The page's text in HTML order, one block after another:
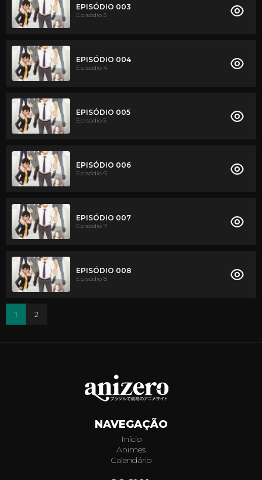
EPISÓDIO 003
Episódio 3
EPISÓDIO 004
Episódio 4
EPISÓDIO 005
Episódio 5
EPISÓDIO 006
Episódio 6
EPISÓDIO 007
Episódio 7
EPISÓDIO 008
Episódio 8
1 2
NAVEGAÇÃO
Início
Animes
Calendário